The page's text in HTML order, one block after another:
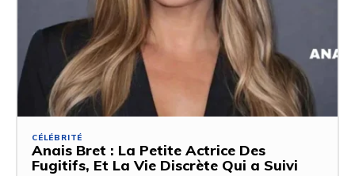
CÉLÉBRITÉ
Anais Bret : La Petite Actrice Des
Fugitifs, Et La Vie Discrète Qui a Suivi